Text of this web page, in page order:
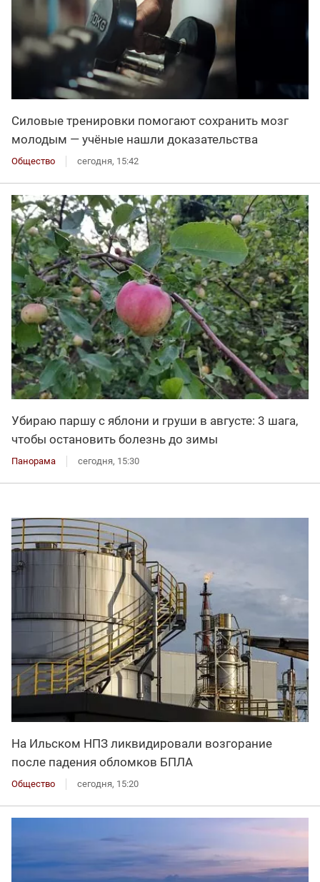
Силовые тренировки помогают сохранить мозг
молодым — учёные нашли доказательства
Общество сегодня, 15:42
Убираю паршу с яблони и груши в августе: 3 шага,
чтобы остановить болезнь до зимы
Панорама сегодня, 15:30
На Ильском НПЗ ликвидировали возгорание
после падения обломков БПЛА
Общество сегодня, 15:20